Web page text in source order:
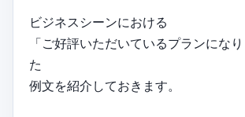
ビジネスシーンにおける
「ご好評いただいているプランにな
た
例文を紹介しておきます。